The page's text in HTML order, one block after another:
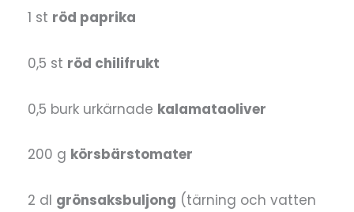
1 st röd paprika
0,5 st röd chilifrukt
0,5 burk urkärnade kalamataoliver
200 g körsbärstomater
2 dl grönsaksbuljong (tärning och vatten